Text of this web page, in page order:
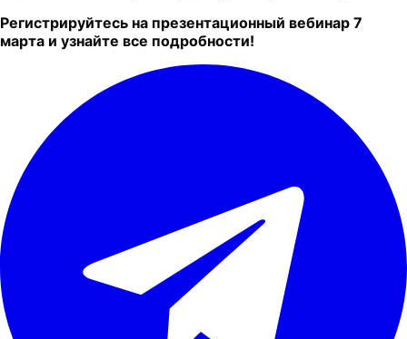
Регистрируйтесь на презентационный вебинар 7
марта и узнайте все подробности!